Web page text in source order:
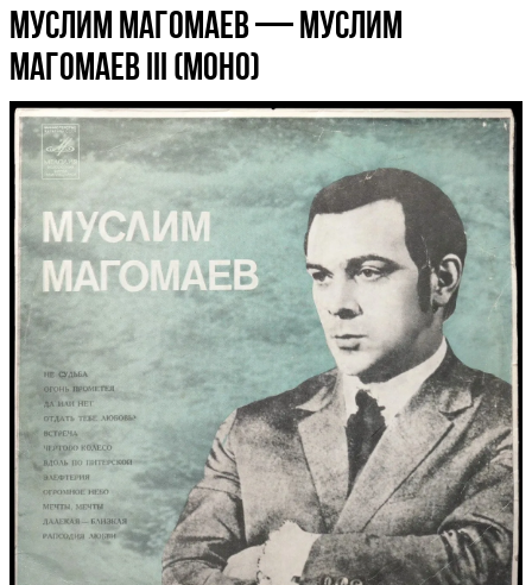
Муслим Магомаев — Муслим
Магомаев III (моно)